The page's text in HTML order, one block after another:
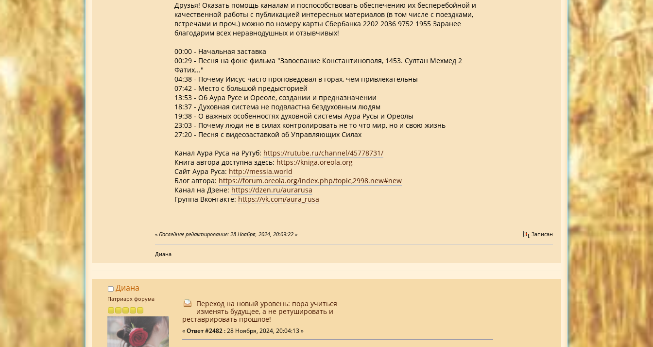
Друзья! Оказать помощь каналам и поспособствовать обеспечению их бесперебойной и
качественной работы с публикацией интересных материалов (в том числе с поездками,
встречами и проч.) можно по номеру карты Сбербанка 2202 2036 9752 1955 Заранее
благодарим всех неравнодушных и отзывчивых!
00:00 - Начальная заставка
00:29 - Песня на фоне фильма "Завоевание Константинополя, 1453. Султан Мехмед 2
Фатих..."
04:38 - Почему Иисус часто проповедовал в горах, чем привлекательны
07:42 - Место с большой предысторией
13:53 - Об Аура Русе и Ореоле, создании и предназначении
18:37 - Духовная система не подвластна бездуховным людям
19:38 - О важных особенностях духовной системы Аура Русы и Ореолы
23:03 - Почему люди не в силах контролировать не то что мир, но и свою жизнь
27:20 - Песня с видеозаставкой об Управляющих Силах
Канал Аура Руса на Рутуб: https://rutube.ru/channel/45778731/
Книга автора доступна здесь: https://kniga.oreola.org
Cайт Аура Руса: http://messia.world
Блог автора: https://forum.oreola.org/index.php/topic,2998.new#new
Канал на Дзене: https://dzen.ru/aurarusa
Группа Вконтакте: https://vk.com/aura_rusa
« Последнее редактирование: 28 Ноября, 2024, 20:09:22 » Записан
Диана
Диана
Патриарх форума
Переход на новый уровень: пора учиться
изменять будущее, а не ретушировать и
реставрировать прошлое!
«Ответ #2482 :28 Ноября, 2024, 20:04:13 »